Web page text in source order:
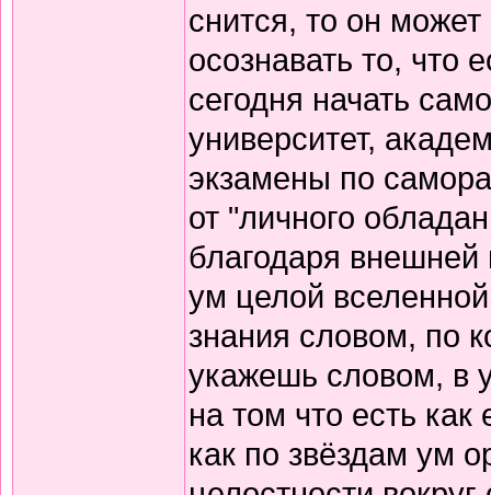
снится, то он
осознавать то, что
сегодня начать
университет,
экзамены по
от "личного
благодаря внешней
ум целой
знания словом, по
укажешь словом, в
на том что есть
как по звёздам ум